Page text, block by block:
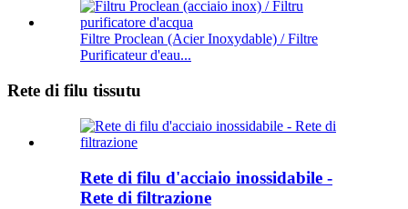
Filtre Proclean (Acier Inoxydable) / Filtre
Purificateur d'eau...
Rete di filu tissutu
Rete di filu d'acciaio inossidabile -
Rete di filtrazione